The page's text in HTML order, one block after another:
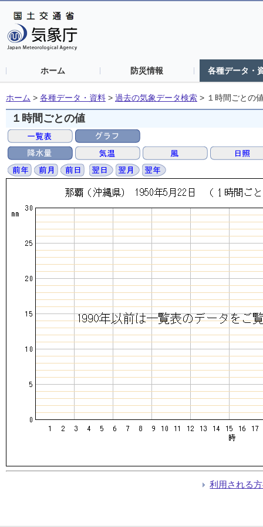
ホーム 防災情報 各種データ・
ホーム > 各種データ・資料 > 過去の気象データ検索 > １時間ごとの
１時間ごとの値
利用される